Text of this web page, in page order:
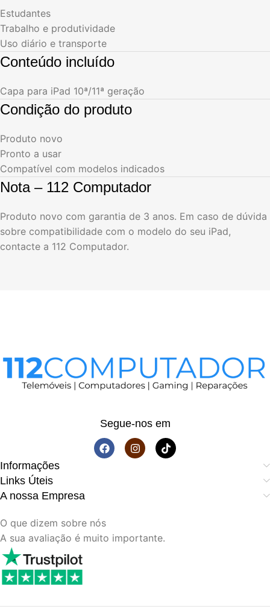
Estudantes
Trabalho e produtividade
Uso diário e transporte
Conteúdo incluído
Capa para iPad 10ª/11ª geração
Condição do produto
Produto novo
Pronto a usar
Compatível com modelos indicados
Nota – 112 Computador
Produto novo com garantia de 3 anos. Em caso de dúvida
sobre compatibilidade com o modelo do seu iPad,
contacte a 112 Computador.
Segue-nos em
Informações
Links Úteis
A nossa Empresa
O que dizem sobre nós
A sua avaliação é muito importante.